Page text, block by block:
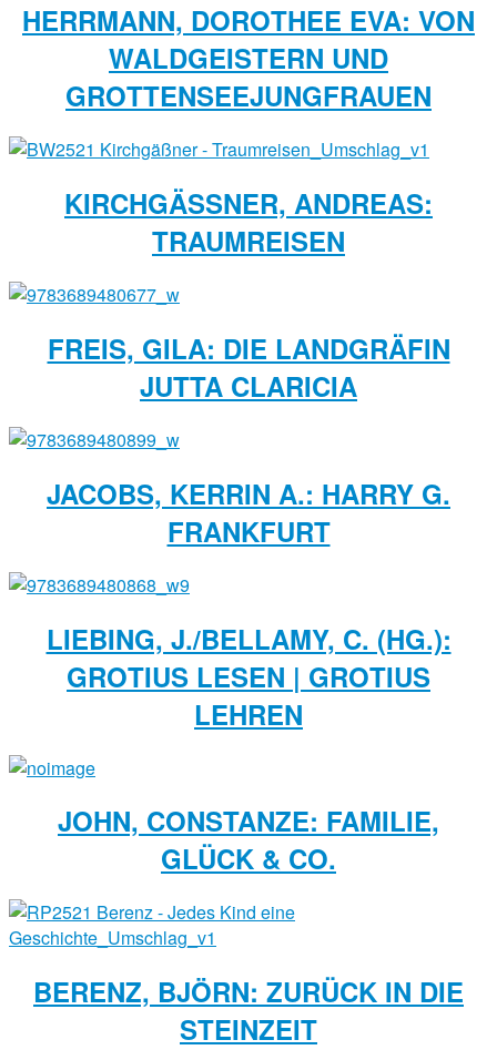
HERRMANN, DOROTHEE EVA: VON
WALDGEISTERN UND
GROTTENSEEJUNGFRAUEN
KIRCHGÄSSNER, ANDREAS: T
RAUMREISEN
FREIS, GILA: DIE LANDGRÄFIN
JUTTA CLARICIA
JACOBS, KERRIN A.: HARRY G.
FRANKFURT
LIEBING, J./BELLAMY, C. (HG.):
GROTIUS LESEN | GROTIUS
LEHREN
JOHN, CONSTANZE: FAMILIE,
GLÜCK & CO.
BERENZ, BJÖRN: ZURÜCK IN DIE
STEINZEIT